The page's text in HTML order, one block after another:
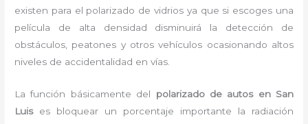
existen para el polarizado de vidrios ya que si escoges una
película de alta densidad disminuirá la detección de
obstáculos, peatones y otros vehículos ocasionando altos
niveles de accidentalidad en vías.
La función básicamente del polarizado de autos en San
Luis es bloquear un porcentaje importante la radiación